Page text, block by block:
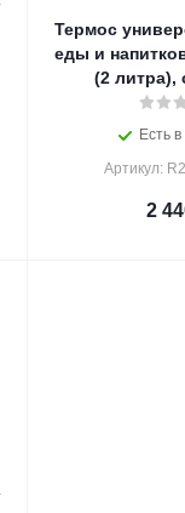
Термос
еды и
(2 литра),
Есть
Артикул:
2